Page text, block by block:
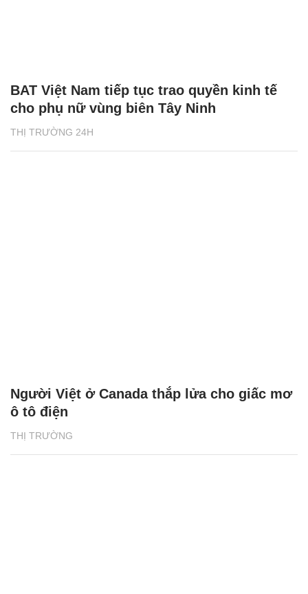
THỊ TRƯỜNG 24H
BAT Việt Nam tiếp tục trao quyền kinh tế
cho phụ nữ vùng biên Tây Ninh
THỊ TRƯỜNG
Người Việt ở Canada thắp lửa cho giấc mơ
ô tô điện